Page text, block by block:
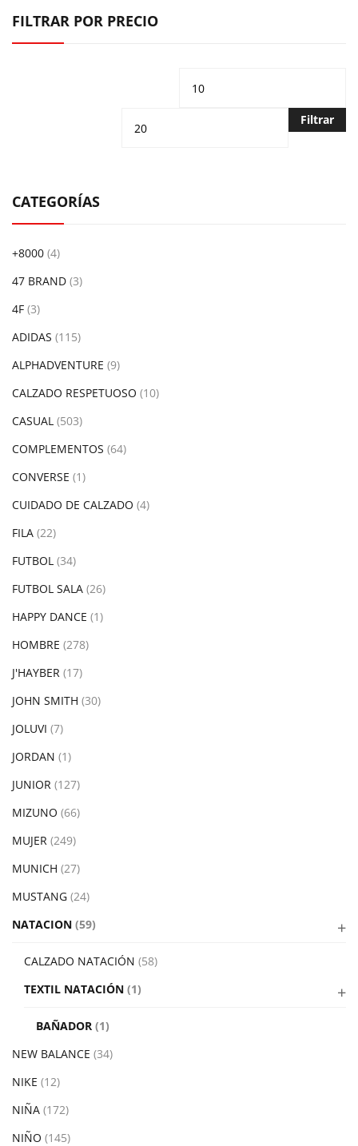
FILTRAR POR PRECIO
Precio
Filtrar
CATEGORÍAS
+8000 (4)
47 BRAND (3)
4F (3)
ADIDAS (115)
ALPHADVENTURE (9)
CALZADO RESPETUOSO (10)
CASUAL (503)
COMPLEMENTOS (64)
CONVERSE (1)
CUIDADO DE CALZADO (4)
FILA (22)
FUTBOL (34)
FUTBOL SALA (26)
HAPPY DANCE (1)
HOMBRE (278)
J'HAYBER (17)
JOHN SMITH (30)
JOLUVI (7)
JORDAN (1)
JUNIOR (127)
MIZUNO (66)
MUJER (249)
MUNICH (27)
MUSTANG (24)
NATACION (59)
CALZADO NATACIÓN (58)
TEXTIL NATACIÓN (1)
BAÑADOR (1)
NEW BALANCE (34)
NIKE (12)
NIÑA (172)
NIÑO (145)